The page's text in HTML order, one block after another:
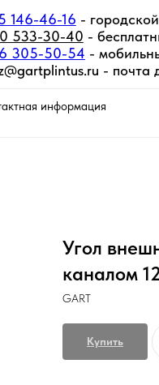
146-46-16 - городской
533-30-40 -
305-50-54 -
- почта
информация
Угол
каналом
GART
Купить